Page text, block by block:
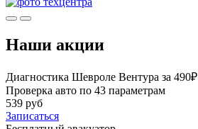
Наши акции
Диагностика Шевроле Вентура за 490₽
Проверка авто по 43 параметрам
539 руб
Записаться